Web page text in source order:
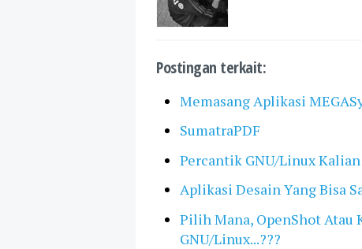
Postingan terkait:
Memasang Aplikasi
SumatraPDF
Percantik GNU/Linux
Aplikasi Desain Yang Bisa
Pilih Mana, OpenShot
GNU/Linux...???